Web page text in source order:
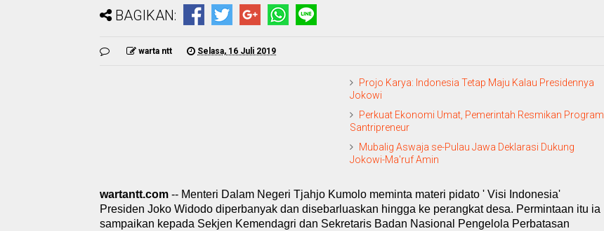
BAGIKAN:
warta ntt Selasa, 16 Juli 2019
Projo Karya: Indonesia Tetap Maju Kalau Presidennya
Jokowi
Perkuat Ekonomi Umat, Pemerintah Resmikan Program
Santripreneur
Mubalig Aswaja se-Pulau Jawa Deklarasi Dukung
Jokowi-Ma'ruf Amin
wartantt.com -- Menteri Dalam Negeri Tjahjo Kumolo meminta materi pidato ' Visi Indonesia'
Presiden Joko Widodo diperbanyak dan disebarluaskan hingga ke perangkat desa. Permintaan itu ia
sampaikan kepada Sekjen Kemendagri dan Sekretaris Badan Nasional Pengelola Perbatasan